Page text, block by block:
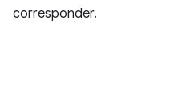
corresponder.